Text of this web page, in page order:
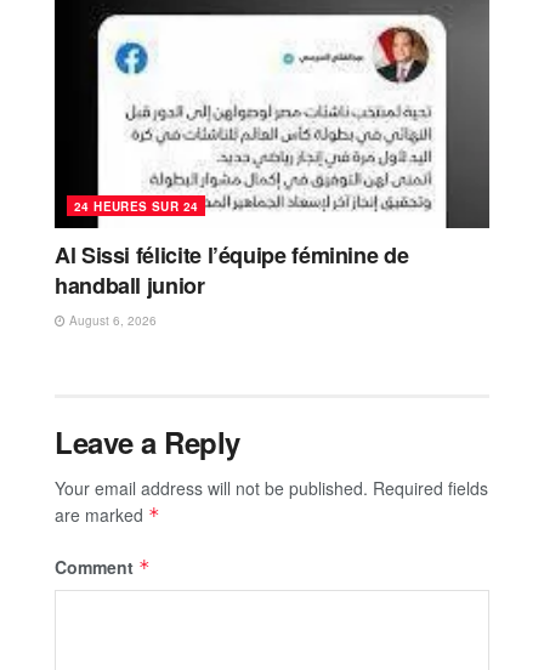
24 HEURES SUR 24
Al Sissi félicite l’équipe féminine de
handball junior
August 6, 2026
Leave a Reply
Your email address will not be published. Required fields
are marked *
Comment *